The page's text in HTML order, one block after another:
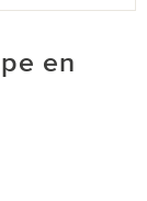
en